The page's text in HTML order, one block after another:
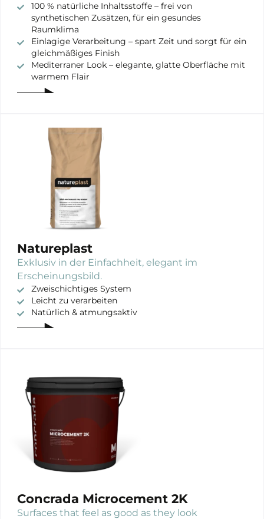
100 % natürliche Inhaltsstoffe – frei von
synthetischen Zusätzen, für ein gesundes
Raumklima
Einlagige Verarbeitung – spart Zeit und sorgt für ein
gleichmäßiges Finish
Mediterraner Look – elegante, glatte Oberfläche mit
warmem Flair
Natureplast
Exklusiv in der Einfachheit, elegant im
Erscheinungsbild.
Zweischichtiges System
Leicht zu verarbeiten
Natürlich & atmungsaktiv
Concrada Microcement 2K
Surfaces that feel as good as they look